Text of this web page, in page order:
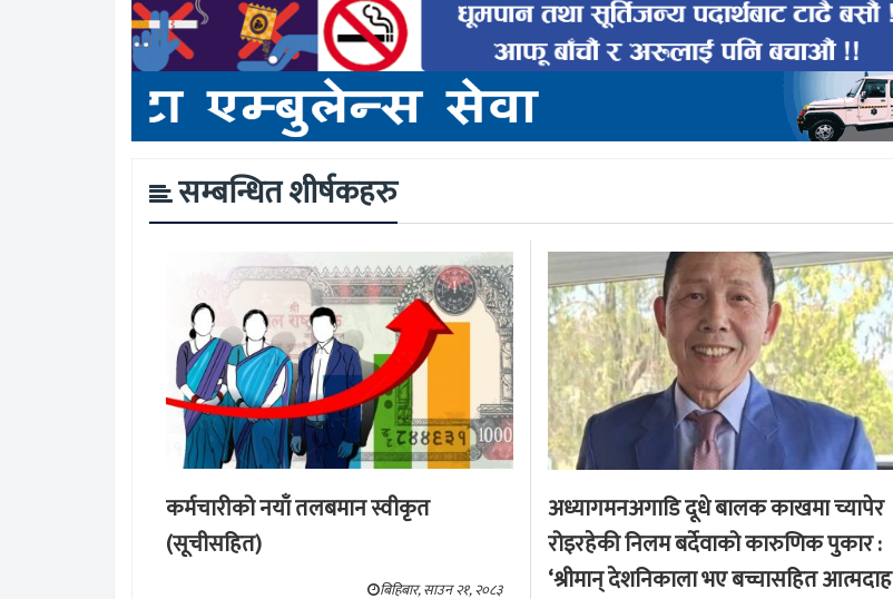
सम्बन्धित शीर्षकहरु
कर्मचारीको नयाँ तलबमान स्वीकृत
(सूचीसहित)
बिहिबार, साउन २१, २०८३
अध्यागमनअगाडि दूधे बालक काखमा च्यापेर
रोइरहेकी निलम बर्देवाको कारुणिक पुकार :
‘श्रीमान् देशनिकाला भए बच्चासहित आत्मदाह